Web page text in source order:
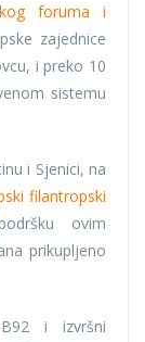
foruma i
zajednice
i preko 10
sistemu
i Sjenici, na
filantropski
ovim
prikupljeno
i izvršni